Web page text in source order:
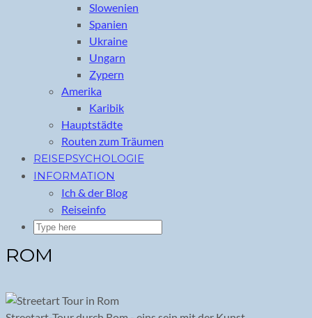
Slowenien
Spanien
Ukraine
Ungarn
Zypern
Amerika
Karibik
Hauptstädte
Routen zum Träumen
REISEPSYCHOLOGIE
INFORMATION
Ich & der Blog
Reiseinfo
ROM